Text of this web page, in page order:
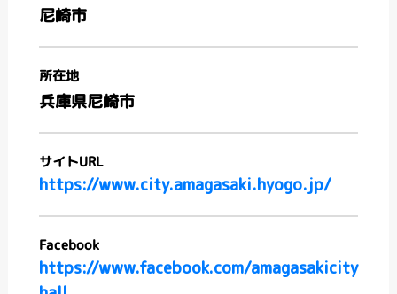
尼崎市
所在地
兵庫県尼崎市
サイトURL
https://www.city.amagasaki.hyogo.jp/
Facebook
https://www.facebook.com/amagasakicity